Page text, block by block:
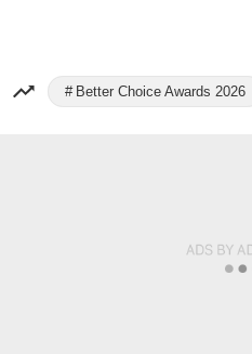
Better Choice Awards 2026